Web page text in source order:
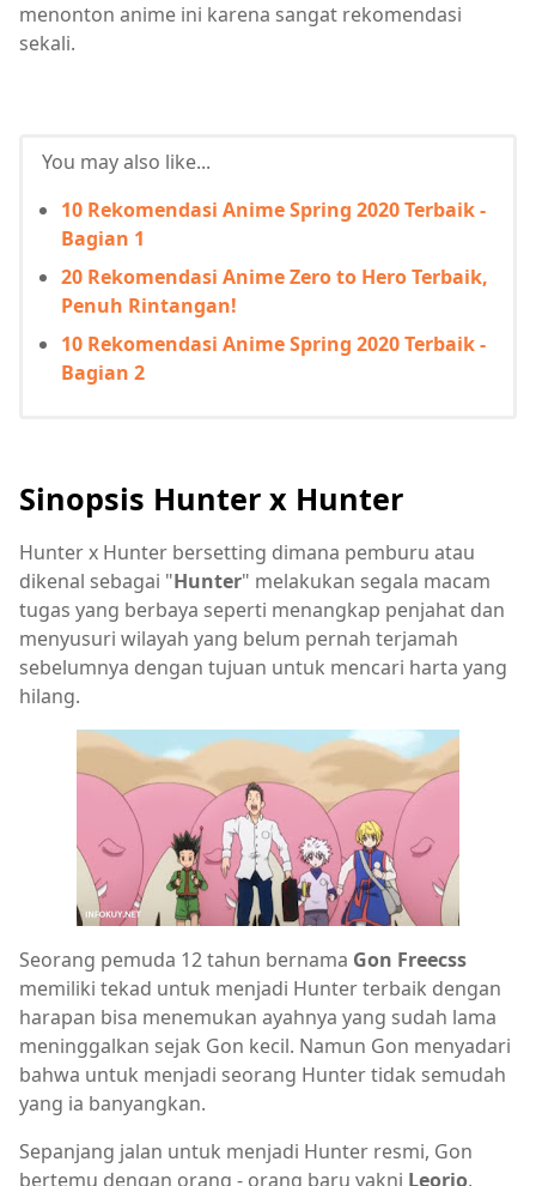
menonton anime ini karena sangat rekomendasi
sekali.
You may also like...
10 Rekomendasi Anime Spring 2020 Terbaik -
Bagian 1
20 Rekomendasi Anime Zero to Hero Terbaik,
Penuh Rintangan!
10 Rekomendasi Anime Spring 2020 Terbaik -
Bagian 2
Sinopsis Hunter x Hunter
Hunter x Hunter bersetting dimana pemburu atau
dikenal sebagai "Hunter" melakukan segala macam
tugas yang berbaya seperti menangkap penjahat dan
menyusuri wilayah yang belum pernah terjamah
sebelumnya dengan tujuan untuk mencari harta yang
hilang.
Seorang pemuda 12 tahun bernama Gon Freecss
memiliki tekad untuk menjadi Hunter terbaik dengan
harapan bisa menemukan ayahnya yang sudah lama
meninggalkan sejak Gon kecil. Namun Gon menyadari
bahwa untuk menjadi seorang Hunter tidak semudah
yang ia banyangkan.
Sepanjang jalan untuk menjadi Hunter resmi, Gon
bertemu dengan orang - orang baru yakni Leorio,